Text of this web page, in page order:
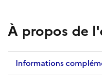
À propos de
Informations